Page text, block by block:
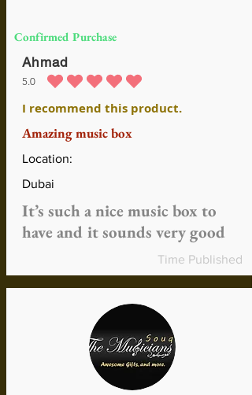
Confirmed Purchase
Ahmad
5.0
durchschnittliches Rating ist 5 von 5
I recommend this product.
Amazing music box
Location:
Dubai
It’s such a nice music box to
have and it sounds very good
Time Published